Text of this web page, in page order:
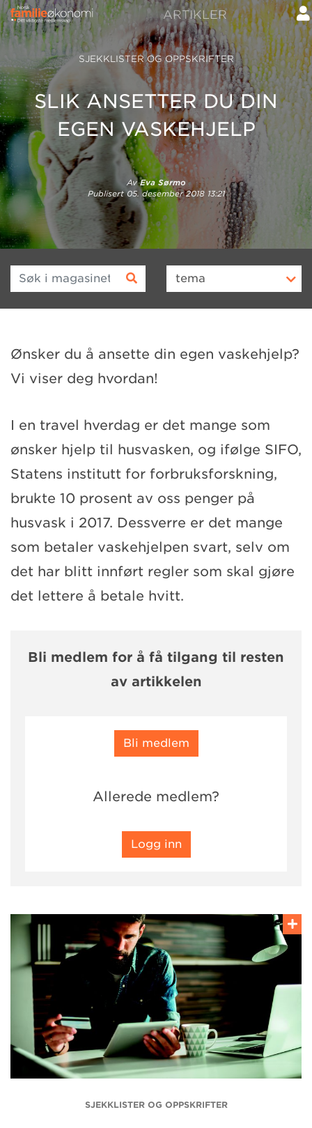
ARTIKLER
SJEKKLISTER OG OPPSKRIFTER
SLIK ANSETTER DU DIN
EGEN VASKEHJELP
AvEva Sørmo
Publisert05. desember 2018 13:21
Søk i magasinet tema
Ønsker du å ansette din egen vaskehjelp?
Vi viser deg hvordan!
I en travel hverdag er det mange som
ønsker hjelp til husvasken, og ifølge SIFO,
Statens institutt for forbruksforskning,
brukte 10 prosent av oss penger på
husvask i 2017. Dessverre er det mange
som betaler vaskehjelpen svart, selv om
det har blitt innført regler som skal gjøre
det lettere å betale hvitt.
Bli medlem for å få tilgang til resten
av artikkelen
Bli medlem
Allerede medlem?
Logg inn
SJEKKLISTER OG OPPSKRIFTER